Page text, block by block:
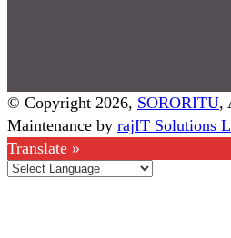
© Copyright 2026, SORORITU,
Maintenance by rajIT Solutions
Translate »